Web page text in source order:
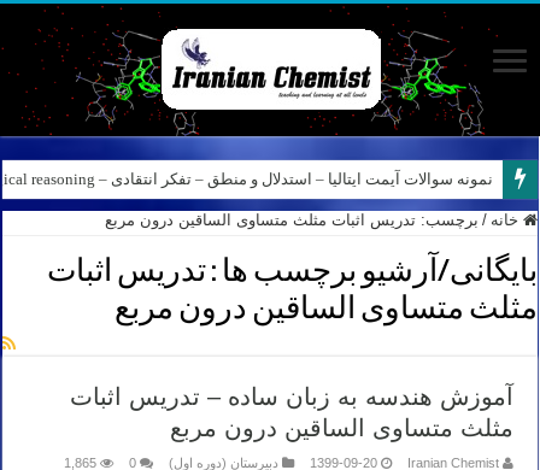
نمونه سوالات آیمت ایتالیا – استدلال و منطق – تفکر انتقادی – Logical reasoning – پارت ۸
خانه / برچسب: تدریس اثبات مثلث متساوی الساقین درون مربع
بایگانی/آرشیو برچسب ها :تدریس اثبات
مثلث متساوی الساقین درون مربع
آموزش هندسه به زبان ساده – تدریس اثبات
مثلث متساوی الساقین درون مربع
Iranian Chemist
1399-09-20 دبیرستان (دوره اول) 0
1,865